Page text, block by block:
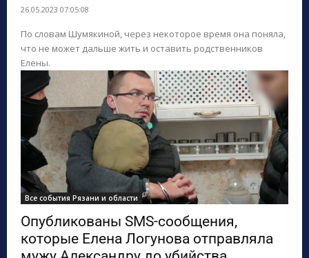
26.05.2023 07:05:08
По словам Шумякиной, через некоторое время она поняла,
что не может дальше жить и оставить родственников
Елены.
Все события Рязани и области
Опубликованы SMS-сообщения,
которые Елена Логунова отправляла